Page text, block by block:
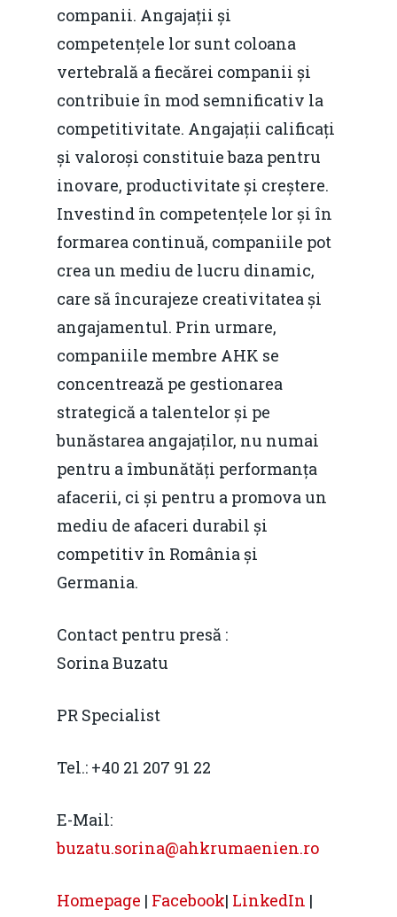
companii. Angajații și
competențele lor sunt coloana
vertebrală a fiecărei companii și
contribuie în mod semnificativ la
competitivitate. Angajații calificați
și valoroși constituie baza pentru
inovare, productivitate și creștere.
Investind în competențele lor și în
formarea continuă, companiile pot
crea un mediu de lucru dinamic,
care să încurajeze creativitatea și
angajamentul. Prin urmare,
companiile membre AHK se
concentrează pe gestionarea
strategică a talentelor și pe
bunăstarea angajaților, nu numai
pentru a îmbunătăți performanța
afacerii, ci și pentru a promova un
mediu de afaceri durabil și
competitiv în România și
Germania.
Contact pentru presă :
Sorina Buzatu
PR Specialist
Tel.: +40 21 207 91 22
E-Mail:
buzatu.sorina@ahkrumaenien.ro
Homepage | Facebook| LinkedIn |
Foto
Modelul economic
România – orizont
resurselor naturale
Piaţa gazelor naturale:
predictibilitate,
concurenţă.
Soluții de
IMM
Rolul băncilor în
IMM
Redresare vs.
Fiscalitate pentru o
Martie 2016
Decembrie 2015
Agribusiness
Energia
Construcții și
Marea Neagră în Noua
economie
Politici Europene în
Economie
Video Forum Marea
Piața gazelor naturale:
predictibilitate,
concurență.
EM360 Talk
Contact
Burse pentru
Contact
Daniel Apostol
Email: